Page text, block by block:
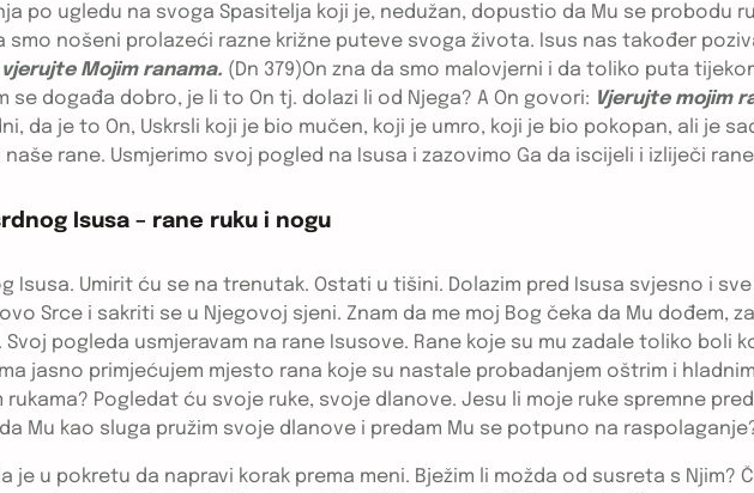
po ugledu na svoga Spasitelja koji je, nedužan, dopustio da Mu se probodu
smo nošeni prolazeći razne križne puteve svoga života. Isus nas također
Mojim ranama. (Dn 379)On zna da smo malovjerni i da toliko puta
događa dobro, je li to On tj. dolazi li od Njega? A On govori: Vjerujte mojim
da je to On, Uskrsli koji je bio mučen, koji je umro, koji je bio pokopan, ali je
rane. Usmjerimo svoj pogled na Isusa i zazovimo Ga da iscijeli i izliječi
Isusa – rane ruku i nogu
Isusa. Umirit ću se na trenutak. Ostati u tišini. Dolazim pred Isusa svjesno i
Srce i sakriti se u Njegovoj sjeni. Znam da me moj Bog čeka da Mu dođem,
pogleda usmjeravam na rane Isusove. Rane koje su mu zadale toliko boli
jasno primjećujem mjesto rana koje su nastale probadanjem oštrim i
Pogledat ću svoje ruke, svoje dlanove. Jesu li moje ruke spremne
Mu kao sluga pružim svoje dlanove i predam Mu se potpuno na
je u pokretu da napravi korak prema meni. Bježim li možda od susreta s